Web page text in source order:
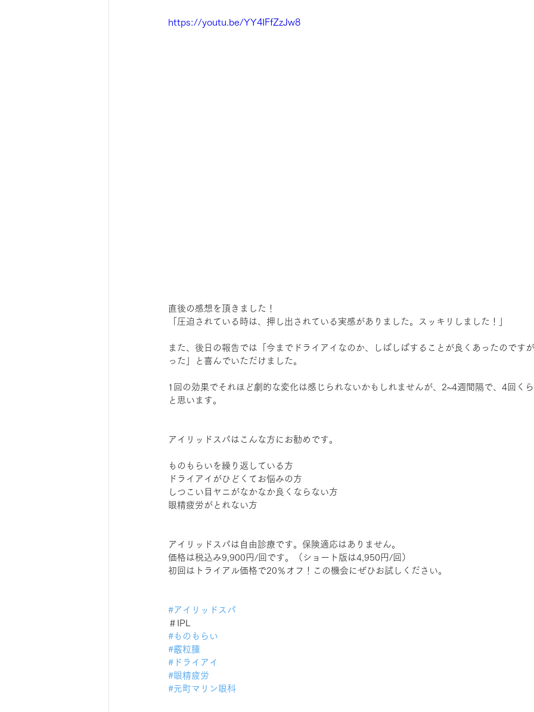
https://youtu.be/YY4IFfZzJw8
直後の感想を頂きました！
「圧迫されている時は、押し出されている実感がありました。スッキリしました！」
また、後日の報告では「今までドライアイなのか、しぱしぱすることが良くあったのです
った」と喜んでいただけました。
1回の効果でそれほど劇的な変化は感じられないかもしれませんが、2~4週間隔で、4回く
と思います。
アイリッドスパはこんな方にお勧めです。
ものもらいを繰り返している方
ドライアイがひどくてお悩みの方
しつこい目ヤニがなかなか良くならない方
眼精疲労がとれない方
アイリッドスパは自由診療です。保険適応はありません。
価格は税込み9,900円/回です。（ショート版は4,950円/回）
初回はトライアル価格で20％オフ！この機会にぜひお試しください。
#アイリッドスパ
＃IPL
#ものもらい
#霰粒腫
#ドライアイ
#眼精疲労
#元町マリン眼科